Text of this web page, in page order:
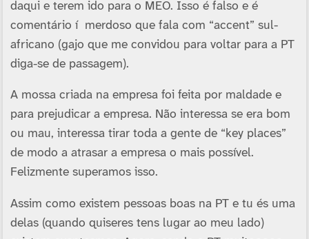
daqui e terem ido para o MEO. Isso é falso e é
comentário í merdoso que fala com “accent” sul-
africano (gajo que me convidou para voltar para a PT
diga-se de passagem).
A mossa criada na empresa foi feita por maldade e
para prejudicar a empresa. Não interessa se era bom
ou mau, interessa tirar toda a gente de “key places”
de modo a atrasar a empresa o mais possí­vel.
Felizmente superamos isso.
Assim como existem pessoas boas na PT e tu és uma
delas (quando quiseres tens lugar ao meu lado)